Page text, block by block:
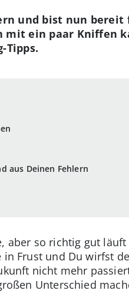
aus Deinen Fehlern
und bist nun bereit
mit ein paar Kniffen
Tipps.
aber so richtig gut
in Frust und Du wirfst
nicht mehr
Unterschied